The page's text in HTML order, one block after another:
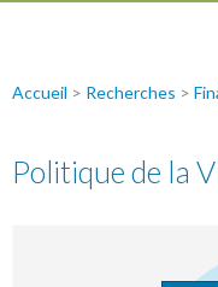
Accueil > Recherches >
Politique de la